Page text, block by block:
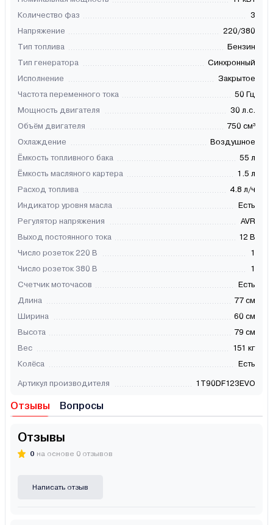
Количество фаз
3
Напряжение
220/380
Тип топлива
Бензин
Тип генератора
Синхронный
Исполнение
Закрытое
Частота переменного тока
50 Гц
Мощность двигателя
30 л.с.
Объём двигателя
750 см³
Охлаждение
Воздушное
Ёмкость топливного бака
55 л
Ёмкость масляного картера
1.5 л
Расход топлива
4.8 л/ч
Индикатор уровня масла
Есть
Регулятор напряжения
AVR
Выход постоянного тока
12 В
Число розеток 220 В
1
Число розеток 380 В
1
Счетчик моточасов
Есть
Длина
77 см
Ширина
60 см
Высота
79 см
Вес
151 кг
Колёса
Есть
Артикул производителя 1T90DF123EVO
Отзывы Вопросы
Отзывы
0 на основе 0 отзывов
Написать отзыв